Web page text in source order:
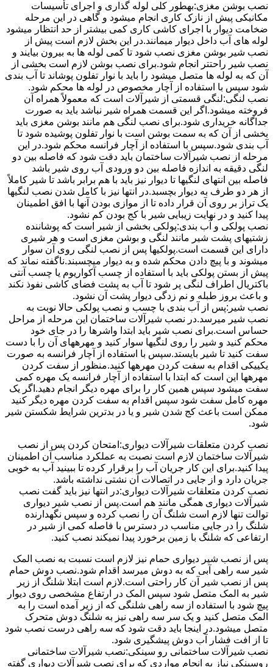
نصب بوشن مغزی:بهطور کلی لوله گذاری و اجرای تأسیسات
مکانیکی پیش از نازک کاری انجام میشود و گاهی در این مرحله
ضخامت دیوار با اجرای کاشی کاری کمی بیشتر از حد انتظار میشود
لوله های آب داخل دیوار میمانند.در این بخش لازم است پیش از
نصب شیر بوشن مغزی نصب شود تا کمی لوله ها به بیرون بیایند و
نصب شیر راحتتر انجام شود.برای نصب بوشن لازم است بخشی از
آن که به لوله ها متصل میشود را باید با نوار تفلون پوشاند تا آب بندی
شود سپس با استفاده از آچار مخصوص در لوله ها محکم شود.
نصب لنگی:لنگی قسمتی از شیرآلات است که معمولاً همراه آن
فروخته میشود.اگر این قسمت همراه شیر نباشد باید به صورت
جداگانه خریداری شود.برای نصب لنگی هم مانند بوشن مغزی باید
بخشی از آن که به سمت بوشن است با نوار تفلون پوشیده شود تا
آب بندی شود.سپس با استفاده از آچار فرانسه محکم شود.در این
مرحله از نصب شیرآلات ساختمان باید دقت شود که فاصله بین دو
لنگی دقیقه به اندازه فاصله بین دو ورودی آب روی شیر باشد
فاصله بین انتهای لنگیها تا دیوار نیز باید با هم برابر باشد تا شیر کاملاً
از هر دو طرف به دیوار بچسبد.در انتها نیز با کامل شدن نصب لنگیها
یک تراز بر روی آن قرار داده تا از موازی بودن آنها با افق اطمینان
پیدا کنید و در نهایت زیبایی شیر با کج بودن کم نشود.
نصب پولکی و آب بندی:پولکی بخشی از شیر است که پوشاننده
زشتیهای پشت شیر مانند لنگی و بوشن مغزی است و هر شیری
دارای این قسمت است.پولکیها پس از نصب لنگی روی آن سوار
میشوند و با پیچ دادن محکم شده و به دیوار میچسبند.ناگفته نماند که
پیش از بستن پولکی باید با استفاده از چسب آکواریوم یا چسب آنتی
باکتریال اطراف لنگی پر شود تا آب به پشت فضای کاشی نفوذ نکند
و باعث بروز طبله و نم زدگی دیوار پشت آن نشود.
نصب شیر:پس از آب بندی با چسب و نصب پولکی حالا نوبت به
نصب شیر میرسد.در نصب شیرآلات ساختمان این مرحله از مراحل
حساس است.برای نصب شیر باید ابتدا واشرها را در جای خود
محکم کنید و شیر را روی لنگیها سوار کنید و مهرههای آن را با دست
سفت کنید تا شیر بایستد.سپس با استفاده از آچار فرانسه به صورت
یکییکی اقدام به سفت کردن مهرهها کنید.منظور از سفت کردن
مهرهها این است که ابتدا با استفاده از آچار فرانسه یک مهره کمی
سفت میشود سپس همین کار را برای مهره دیگر انجام دهید.اگر یک
مهره کامل سفت شود سپس اقدام به سفت کردن مهره دیگر کنید
ممکن است باعث کج شدن شیر و یا در بدترین شرایط شکستن شیر
شود.
نصب کردن متعلقات شیرآلات دیواری:امتحان کردن پس از نصب
شیرآلات ساختمان لازم است نصبت به عملکرد مناسب آن اطمینان
پیدا کنید.برای این کار جریان آب را برقرار کرده تا ببینید آب به خوبی
جریان دارد و از جایی در اتصالات آن نشتی نداشته باشد.
نصب کردن متعلقات شیرآلات دیواری:در انتها نیز باید گفت نصب
شیرآلات دیواری همگی مانند هم است.پس از نصب شیر دیواری
توالت تنها لازم است شلنگ آن را نصب کرده و سپس نگهدارنده
شلنگ را در جایی مناسب در دسترس با فاصله کمی از شیر در
ارتفاعی که شلنگ با زمین برخورد پیدا نمیکند نصب کنید.
پس از نصب شیر دیواری حمام نیز لازم است نسبت به نصب المک
شیر سه راهی آبی که به دوش میرسد اقدام شود.نصب دوش حمام
پس از نصب شیر آن کار راحتی است.لازم است ابتلا شلنگ از زیر
شیر به المک متصل شود سپس المک در ارتفاع مشخصی روی دیوار
پیچ شود با استفاده از سه راهی شلنگی که از زیر آمده است را به
المک متصل کنید و یک سر سه راهی نیز به شلنگ دوش متحرک
متصل میشود.در اینجا باید دقت شود که سه راهی درست نصب شود
تا از افت فشار آب دوش پیشگیری شود.
نصب شیرآلات ساختمانی رو سینکی:نصب شیرآلات ساختمانی
روسینکی نیاز به انجام مواردی که برای نصب شیرآلات دیواری گفته